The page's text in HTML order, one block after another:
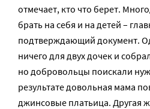
отмечает, кто что берет.
брать на себя и на детей –
подтверждающий документ.
ничего для двух дочек и
но добровольцы поискали
результате довольная мама
джинсовые платьица. Другая